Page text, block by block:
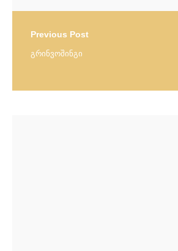
Previous Post
გრინვოშინგი